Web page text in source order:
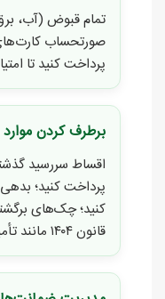
تمام قبوض (آب،
صورتحساب
پرداخت کنید تا
برطرف کردن
اقساط سررسید
پرداخت کنید؛
قانون ۱۴۰۴ مانند تأمین موجودی یا رضایت‌نامه).